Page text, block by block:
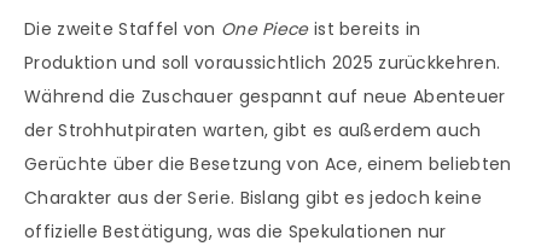
Die zweite Staffel von One Pieceist bereits in
Produktion und soll voraussichtlich 2025 zurückkehren.
Während die Zuschauer gespannt auf neue Abenteuer
der Strohhutpiraten warten, gibt es außerdem auch
Gerüchte über die Besetzung von Ace, einem beliebten
Charakter aus der Serie. Bislang gibt es jedoch keine
offizielle Bestätigung, was die Spekulationen nur